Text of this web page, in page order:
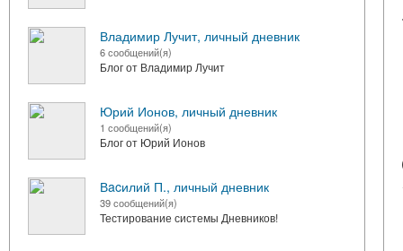
Владимир Лучит, личный дневник
6 сообщений(я)
Блог от Владимир Лучит
Юрий Ионов, личный дневник
1 сообщений(я)
Блог от Юрий Ионов
Вacилий П., личный дневник
39 сообщений(я)
Тестирование системы Дневников!